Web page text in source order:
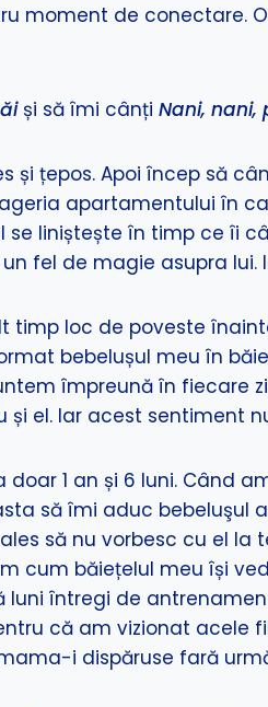
moment de conectare.
și să îmi cânți Nani, nani,
și țepos. Apoi încep să
apartamentului în
liniștește în timp ce îi
fel de magie asupra
timp loc de poveste
bebelușul meu în
împreună în fiecare
și el. Iar acest sentiment
1 an și 6 luni. Când
să îmi aduc bebeluşul
să nu vorbesc cu el
cum băiețelul meu își
întregi de
că am vizionat acele
i dispăruse fară